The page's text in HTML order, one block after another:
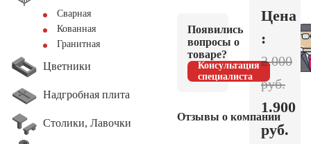
Сварная
Кованная
Гранитная
Цветники
Надгробная плита
Столики, Лавочки
Появились
вопросы о
товаре?
Консультация
специалиста
Отзывы о компании
Цена
:
2.000
руб.
1.900
руб.